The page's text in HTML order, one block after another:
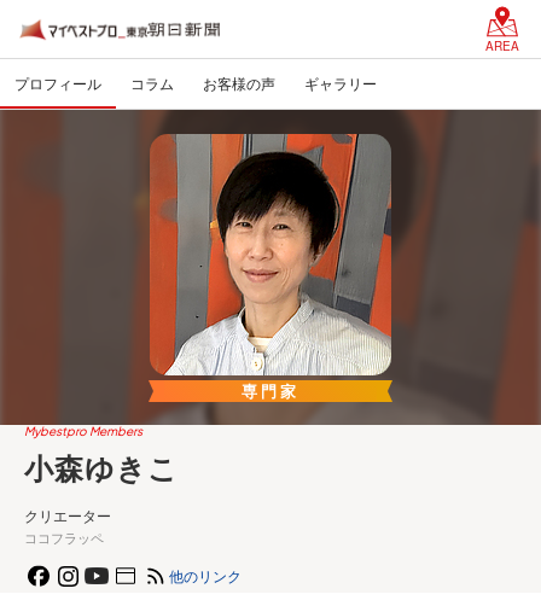
AREA
プロフィール コラム お客様の声 ギャラリー
専門家
Mybestpro Members
小森ゆきこ
クリエーター
ココフラッペ
他のリンク